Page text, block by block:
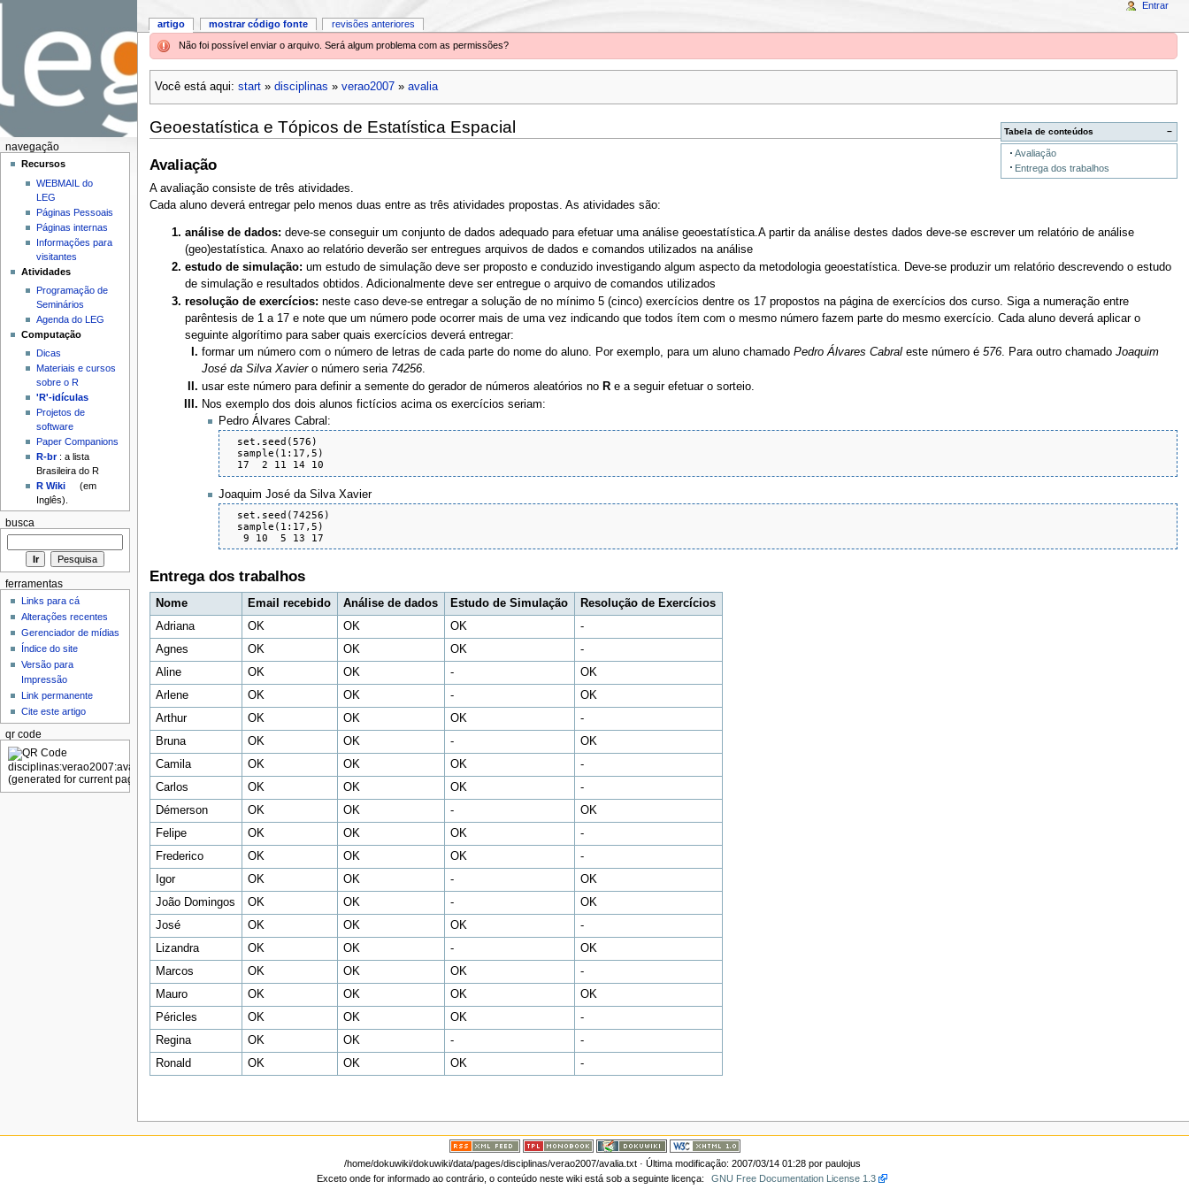
Não foi possível enviar o arquivo. Será algum problema com as permissões?
Você está aqui: start» disciplinas » verao2007» avalia
−
Tabela de conteúdos
Avaliação
Entrega dos trabalhos
Geoestatística e Tópicos de Estatística Espacial
Avaliação
A avaliação consiste de três atividades.
Cada aluno deverá entregar pelo menos duas entre as três atividades propostas. As atividades são:
análise de dados: deve-se conseguir um conjunto de dados adequado para efetuar uma análise geoestatística.A partir da análise destes dados deve-se escrever um relatório de análise
(geo)estatística. Anaxo ao relatório deverão ser entregues arquivos de dados e comandos utilizados na análise
estudo de simulação: um estudo de simulação deve ser proposto e conduzido investigando algum aspecto da metodologia geoestatística. Deve-se produzir um relatório descrevendo o estudo
de simulação e resultados obtidos. Adicionalmente deve ser entregue o arquivo de comandos utilizados
resolução de exercícios: neste caso deve-se entregar a solução de no mínimo 5 (cinco) exercícios dentre os 17 propostos na página de exercícios dos curso. Siga a numeração entre
parêntesis de 1 a 17 e note que um número pode ocorrer mais de uma vez indicando que todos ítem com o mesmo número fazem parte do mesmo exercício. Cada aluno deverá aplicar o
seguinte algorítimo para saber quais exercícios deverá entregar:
formar um número com o número de letras de cada parte do nome do aluno. Por exemplo, para um aluno chamadoPedro Álvares Cabral este número é576. Para outro chamadoJoaquim
José da Silva Xaviero número seria 74256.
usar este número para definir a semente do gerador de números aleatórios no R e a seguir efetuar o sorteio.
Nos exemplo dos dois alunos fictícios acima os exercícios seriam:
Pedro Álvares Cabral:
  set.seed(576)
  sample(1:17,5)
  17  2 11 14 10
Joaquim José da Silva Xavier
  set.seed(74256)
  sample(1:17,5)
   9 10  5 13 17
Entrega dos trabalhos
Nome Email recebido Análise de dados Estudo de Simulação
Resolução de Exercícios
Adriana
OK OK OK
-
Agnes
OK OK OK
-
Aline
OK OK -
OK
Arlene
OK OK -
OK
Arthur
OK OK OK
-
Bruna
OK OK -
OK
Camila
OK OK OK
-
Carlos
OK OK OK
-
Démerson
OK OK -
OK
Felipe
OK OK OK
-
Frederico
OK OK OK
-
Igor
OK OK -
OK
João Domingos
OK OK -
OK
José
OK OK OK
-
Lizandra
OK OK -
OK
Marcos
OK OK OK
-
Mauro
OK OK OK
OK
Péricles
OK OK OK
-
Regina
OK OK -
-
Ronald
OK OK OK -
artigo mostrar código fonte revisões anteriores
Entrar
navegação
Recursos
WEBMAIL do
LEG
Páginas Pessoais
Páginas internas
Informações para
visitantes
Atividades
Programação de
Seminários
Agenda do LEG
Computação
Dicas
Materiais e cursos
sobre o R
'R'-idículas
Projetos de
software
Paper Companions
R-br: a lista
Brasileira do R
R Wiki
(em
Inglês).
busca
ferramentas
Links para cá
Alterações recentes
Gerenciador de mídias
Índice do site
Versão para
Impressão
Link permanente
Cite este artigo
qr code
/home/dokuwiki/dokuwiki/data/pages/disciplinas/verao2007/avalia.txt· Última modificação: 2007/03/14 01:28 por paulojus
Exceto onde for informado ao contrário, o conteúdo neste wiki está sob a seguinte licença:
GNU Free Documentation License 1.3